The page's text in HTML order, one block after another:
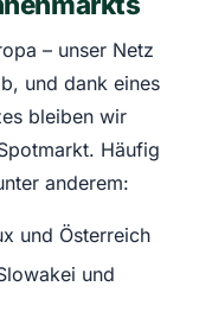
– unser Netz
und dank eines
bleiben wir
Häufig
anderem:
und Österreich
und